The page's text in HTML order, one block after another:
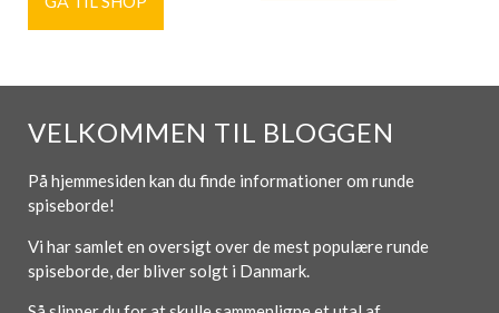
VELKOMMEN TIL BLOGGEN
På hjemmesiden kan du finde informationer om runde
spiseborde!
Vi har samlet en oversigt over de mest populære runde
spiseborde, der bliver solgt i Danmark.